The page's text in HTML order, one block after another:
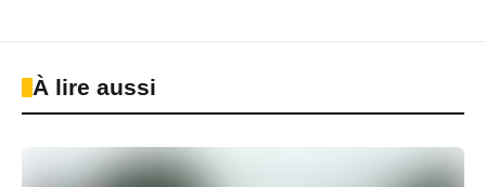
À lire aussi